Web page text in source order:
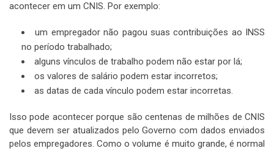
acontecer em um CNIS. Por exemplo:
um empregador não pagou suas contribuições ao INSS
no período trabalhado;
alguns vínculos de trabalho podem não estar por lá;
os valores de salário podem estar incorretos;
as datas de cada vínculo podem estar incorretas.
Isso pode acontecer porque são centenas de milhões de CNIS
que devem ser atualizados pelo Governo com dados enviados
pelos empregadores. Como o volume é muito grande, é normal